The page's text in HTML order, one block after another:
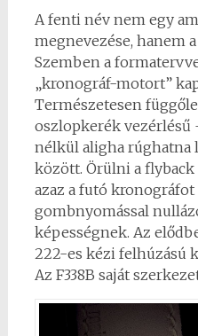
A fenti név nem egy
megnevezése, hanem
Szemben a
„kronográf-motort”
Természetesen
oszlopkerék vezérlésű
nélkül aligha rúghatna
között. Örülni a
azaz a futó
gombnyomással
képességnek. Az
222-es kézi felhúzású
Az F338B saját